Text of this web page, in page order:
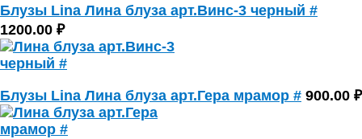
Блузы Lina Лина блуза арт.Винс-3 черный #
1200.00 ₽
Блузы Lina Лина блуза арт.Гера мрамор # 900.00 ₽